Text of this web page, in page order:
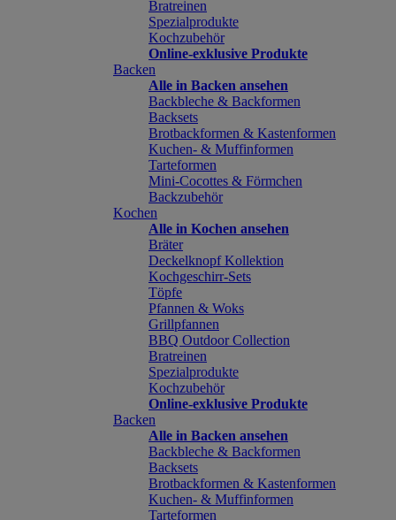
Bratreinen
Spezialprodukte
Kochzubehör
Online-exklusive Produkte
Backen
Alle in Backen ansehen
Backbleche & Backformen
Backsets
Brotbackformen & Kastenformen
Kuchen- & Muffinformen
Tarteformen
Mini-Cocottes & Förmchen
Backzubehör
Kochen
Alle in Kochen ansehen
Bräter
Deckelknopf Kollektion
Kochgeschirr-Sets
Töpfe
Pfannen & Woks
Grillpfannen
BBQ Outdoor Collection
Bratreinen
Spezialprodukte
Kochzubehör
Online-exklusive Produkte
Backen
Alle in Backen ansehen
Backbleche & Backformen
Backsets
Brotbackformen & Kastenformen
Kuchen- & Muffinformen
Tarteformen